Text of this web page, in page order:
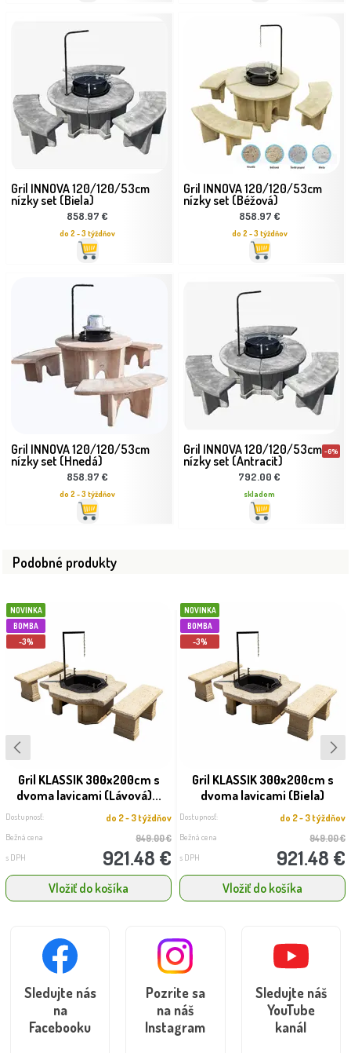
Gril INNOVA 120/120/53cm
nízky set (Biela)
858.97 €
do 2 - 3 týždňov
Gril INNOVA 120/120/53cm
nízky set (Béžová)
858.97 €
do 2 - 3 týždňov
Gril INNOVA 120/120/53cm
nízky set (Hnedá)
858.97 €
do 2 - 3 týždňov
Gril INNOVA 120/120/53cm
nízky set (Antracit)
-6%
792.00 €
skladom
Podobné produkty
NOVINKA
BOMBA
-3%
Gril KLASSIK 300x200cm s
dvoma lavicami (Lávová)...
Dostupnosť: do 2 - 3 týždňov
Bežná cena 949.00 €
s DPH 921.48 €
Vložiť do košíka
NOVINKA
BOMBA
-3%
Gril KLASSIK 300x200cm s
dvoma lavicami (Biela)
Dostupnosť: do 2 - 3 týždňov
Bežná cena 949.00 €
s DPH 921.48 €
Vložiť do košíka
Sledujte nás
na
Facebooku
Pozrite sa
na náš
Instagram
Sledujte náš
YouTube
kanál